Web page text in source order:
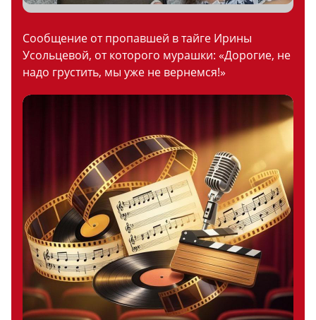
Сообщение от пропавшей в тайге Ирины
Усольцевой, от которого мурашки: «Дорогие, не
надо грустить, мы уже не вернемся!»